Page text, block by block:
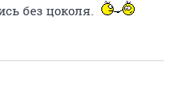
без цоколя.